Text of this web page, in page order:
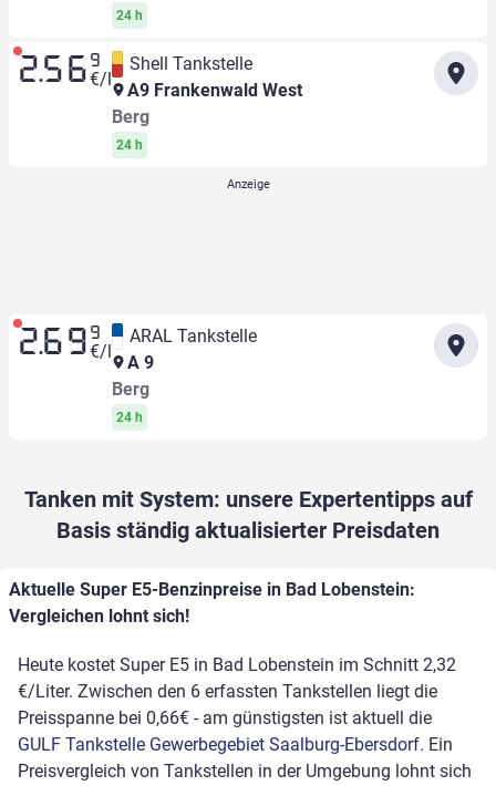
24 h
2.56 9
€/l
Shell Tankstelle
A9 Frankenwald West
Berg
24 h
2.69 9
€/l
ARAL Tankstelle
A 9
Berg
24 h
Tanken mit System: unsere Expertentipps auf
Basis ständig aktualisierter Preisdaten
Aktuelle Super E5-Benzinpreise in Bad Lobenstein:
Vergleichen lohnt sich!
Heute kostet Super E5 in Bad Lobenstein im Schnitt 2,32
€/Liter. Zwischen den 6 erfassten Tankstellen liegt die
Preisspanne bei 0,66€ - am günstigsten ist aktuell die
GULF Tankstelle Gewerbegebiet Saalburg-Ebersdorf. Ein
Preisvergleich von Tankstellen in der Umgebung lohnt sich